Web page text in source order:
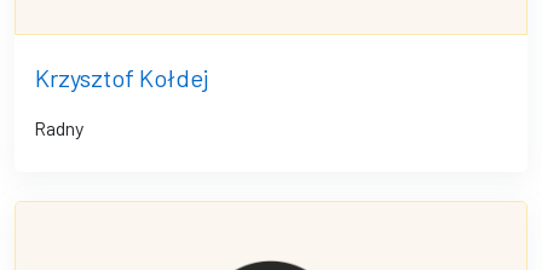
Krzysztof Kołdej
Radny